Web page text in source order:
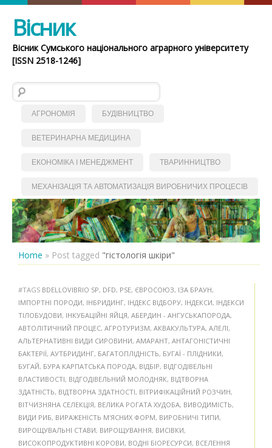
Вісник
Вісник Сумського національного аграрного університету
[ISSN 2518-1246]
Пошук:
АГРОНОМІЯ БУДІВНИЦТВО
ВЕТЕРИНАРНА МЕДИЦИНА
ЕКОНОМІКА І МЕНЕДЖМЕНТ ТВАРИННИЦТВО
МЕХАНІЗАЦІЯ ТА АВТОМАТИЗАЦІЯ ВИРОБНИЧИХ ПРОЦЕСІВ
Home » Post tagged "гістологія шкіри"
#TAGS BDELLOVIBRIO SP, DFD, PSE, ЄВРОСОЮЗ, ІЗА БРАУН,
ІМПОРТНІ ПОРОДИ, ІНБРИДИНГ, ІНДЕКС ВІДБОРУ, ІНДЕКСИ, ІНДЕКСИ
ТІЛОБУДОВИ, ІНКУБАЦІЙНІ ЯЙЦЯ, АБЕРДИН - АНГУСЬКАПОРОДА,
АВТОЛІТИЧНИЙ ПРОЦЕС, АГРОТУРИЗМ, АКВАКУЛЬТУРА, АЛЕЛІ,
АЛЬТЕРНАТИВНІ ВИДИ СИРОВИНИ, АМАРАНТ, АНТАГОНІСТИЧНІ
БАКТЕРІЇ, АУТБРИДИНГ, БАГАТОПЛІДНІСТЬ, БУГАЇ - ПЛІДНИКИ,
БУГАЙ, БУРА КАРПАТСЬКА ПОРОДА, ВІДБІР, ВІДГОДІВЕЛЬНІ
ВЛАСТИВОСТІ, ВІДГОДІВЕЛЬНИЙ МОЛОДНЯК, ВІДТВОРНА
ЗДАТНІСТЬ, ВІДТВОРНА ЗДАТНОСТІ, ВІТРИФІКАЦІЙНИЙ РОЗЧИН,
ВІТЧИЗНЯНА СЕЛЕКЦІЯ, ВЕЛИКА РОГАТА ХУДОБА, ВИВОДИМІСТЬ,
ВИДИ РИБ, ВИРАЖЕНІСТЬ М'ЯСНИХ ФОРМ, ВИРОБНИЧІ ТИПИ,
ВИРОЩУВАЛЬНІ СТАВИ, ВИРОЩУВАННЯ, ВИСІВКИ,
ВИСОКОПРОДУКТИВНІ КОРОВИ, ВОДНІ БІОРЕСУРСИ, ВСЕЛЕННЯ